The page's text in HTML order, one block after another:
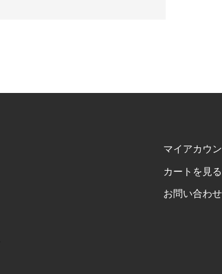
マイアカウ
カートを見る
お問い合わせ